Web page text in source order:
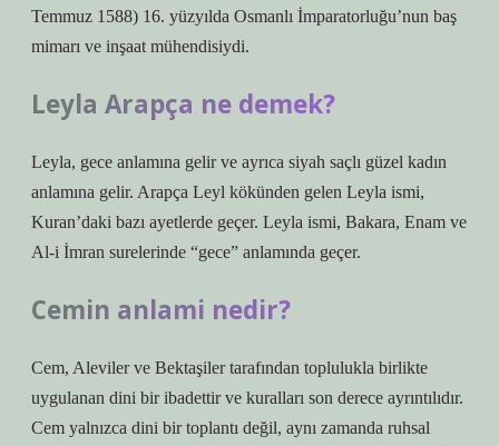
Temmuz 1588) 16. yüzyılda Osmanlı İmparatorluğu’nun baş
mimarı ve inşaat mühendisiydi.
Leyla Arapça ne demek?
Leyla, gece anlamına gelir ve ayrıca siyah saçlı güzel kadın
anlamına gelir. Arapça Leyl kökünden gelen Leyla ismi,
Kuran’daki bazı ayetlerde geçer. Leyla ismi, Bakara, Enam ve
Al-i İmran surelerinde “gece” anlamında geçer.
Cemin anlami nedir?
Cem, Aleviler ve Bektaşiler tarafından toplulukla birlikte
uygulanan dini bir ibadettir ve kuralları son derece ayrıntılıdır.
Cem yalnızca dini bir toplantı değil, aynı zamanda ruhsal